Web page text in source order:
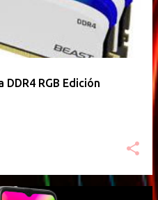
RGB Edición